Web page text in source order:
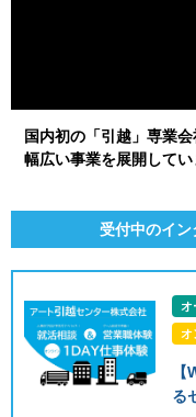
国内初の「引越」専業
幅広い事業を展開してい
受付中のイン
オ
オ
る